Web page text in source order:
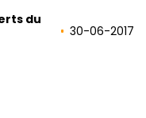
du
30-06-2017